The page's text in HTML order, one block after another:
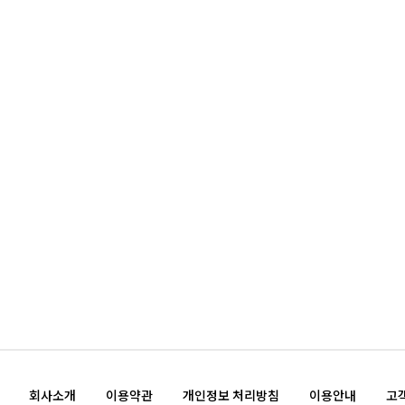
회사소개 이용약관 개인정보 처리방침 이용안내 고